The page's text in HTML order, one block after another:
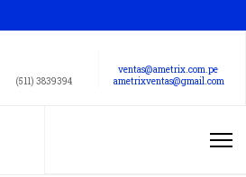
(511) 3839394
ventas@ametrix.com.pe
ametrixventas@gmail.com